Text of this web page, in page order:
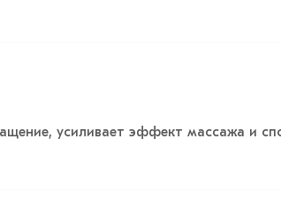
усиливает эффект массажа и